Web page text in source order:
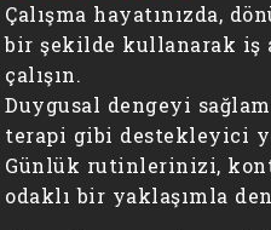
Çalışma hayatınızda,
bir şekilde kullanarak iş
çalışın.
Duygusal dengeyi
terapi gibi destekleyici
Günlük rutinlerinizi,
odaklı bir yaklaşımla